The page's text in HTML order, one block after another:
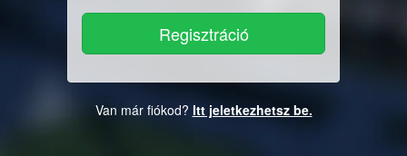
Van már fiókod? Itt jeletkezhetsz be.